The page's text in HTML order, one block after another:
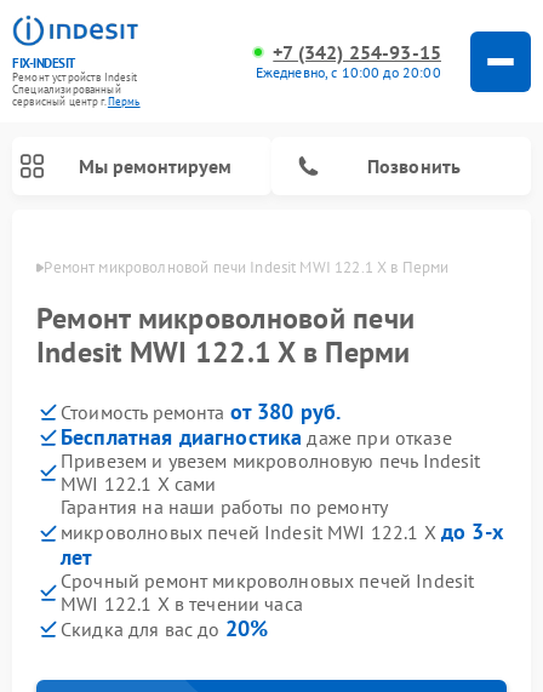
FIX-INDESIT
Ремонт устройств Indesit
Специализированный
cервисный центр г.Пермь
+7 (342) 254-93-15
Ежедневно, с 10:00 до 20:00
Мы ремонтируем Позвонить
Ремонт микроволновой печи Indesit MWI 122.1 X в Перми
Ремонт микроволновой печи
Indesit MWI 122.1 X в Перми
Стоимость ремонта от 380 руб.
Бесплатная диагностика даже при отказе
Привезем и увезем микроволновую печь Indesit
MWI 122.1 X сами
Гарантия на наши работы по ремонту
микроволновых печей Indesit MWI 122.1 X до 3-х
лет
Срочный ремонт микроволновых печей Indesit
MWI 122.1 X в течении часа
Скидка для вас до 20%